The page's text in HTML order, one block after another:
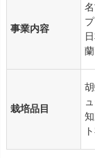
事業内容
栽培品目